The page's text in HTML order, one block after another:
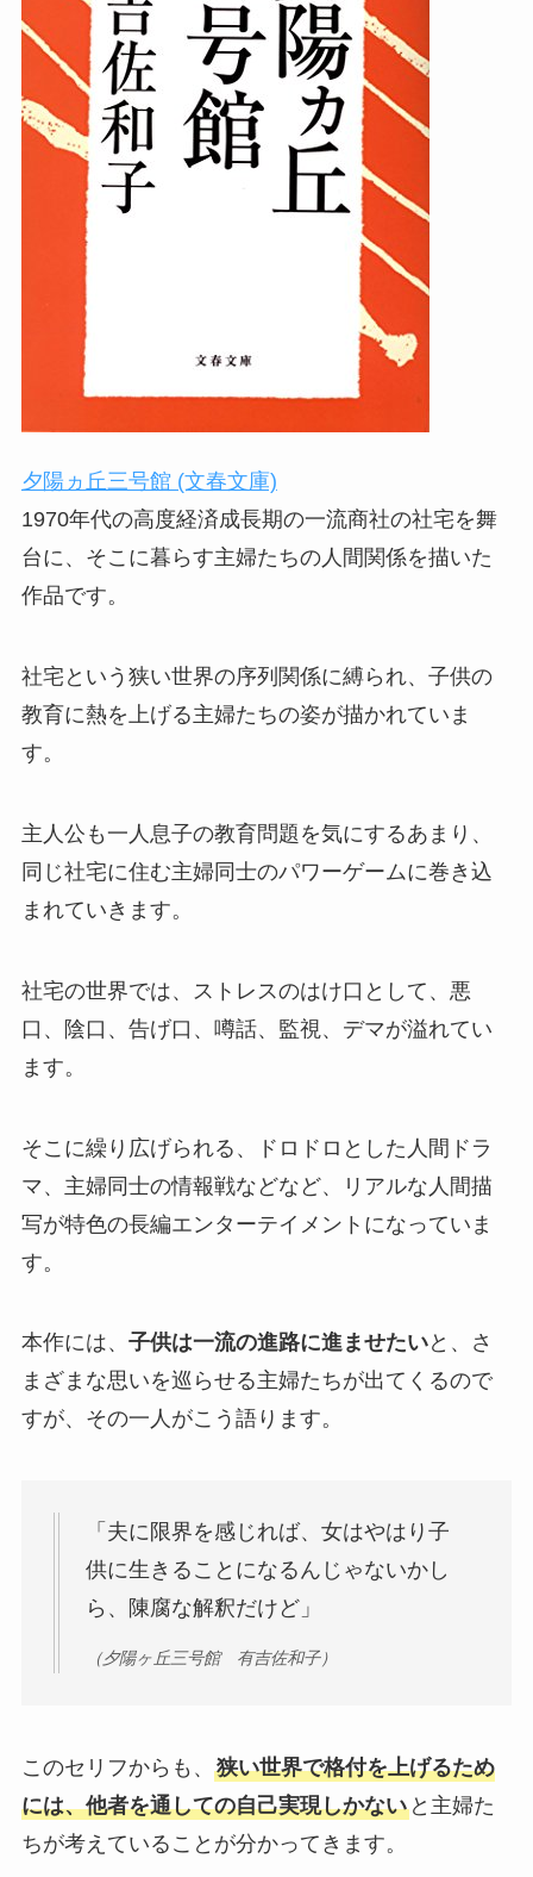
夕陽ヵ丘三号館 (文春文庫)
1970年代の高度経済成長期の一流商社の社宅を舞
台に、そこに暮らす主婦たちの人間関係を描いた
作品です。
社宅という狭い世界の序列関係に縛られ、子供の
教育に熱を上げる主婦たちの姿が描かれていま
す。
主人公も一人息子の教育問題を気にするあまり、
同じ社宅に住む主婦同士のパワーゲームに巻き込
まれていきます。
社宅の世界では、ストレスのはけ口として、悪
口、陰口、告げ口、噂話、監視、デマが溢れてい
ます。
そこに繰り広げられる、ドロドロとした人間ドラ
マ、主婦同士の情報戦などなど、リアルな人間描
写が特色の長編エンターテイメントになっていま
す。
本作には、 子供は一流の進路に進ませたいと、さ
まざまな思いを巡らせる主婦たちが出てくるので
すが、その一人がこう語ります。
「夫に限界を感じれば、女はやはり子
供に生きることになるんじゃないかし
ら、陳腐な解釈だけど」
（夕陽ヶ丘三号館 有吉佐和子）
このセリフからも、 狭い世界で格付を上げるため
には、他者を通しての自己実現しかないと主婦た
ちが考えていることが分かってきます。